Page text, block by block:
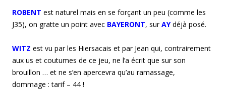
ROBENT est naturel mais en se forçant un peu (comme les
J35), on gratte un point avec BAYERONT, surAY déjà posé.
WITZ est vu par les Hiersacais et par Jean qui, contrairement
aux us et coutumes de ce jeu, ne l’a écrit que sur son
brouillon … et ne s’en apercevra qu’au ramassage,
dommage : tarif – 44 !